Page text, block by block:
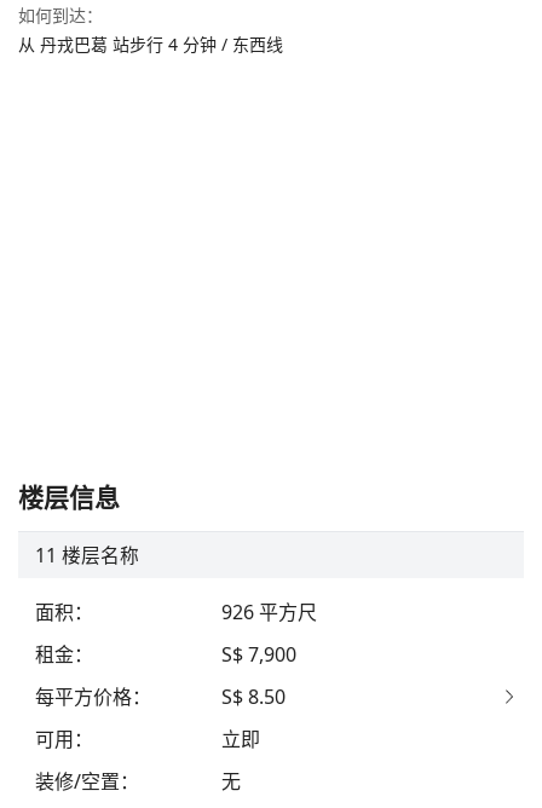
如何到达：
从 丹戎巴葛 站步行 4 分钟 / 东西线
楼层信息
11 楼层名称
面积： 926平方尺
租金：
S$ 7,900
每平方价格：
S$ 8.50
可用：
立即
装修/空置： 无